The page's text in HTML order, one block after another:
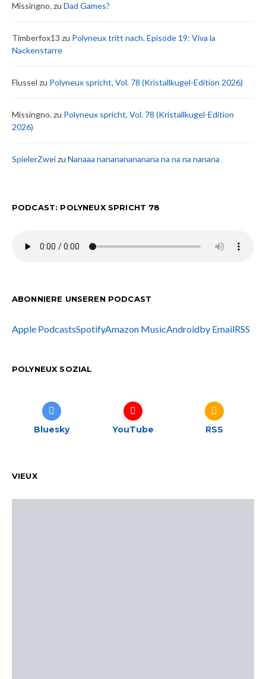
Missingno.zu Dad Games?
Timberfox13 zu Polyneux tritt nach. Episode 19: Viva la
Nackenstarre
Flussel zu Polyneux spricht, Vol. 78 (Kristallkugel-Edition 2026)
Missingno.zu Polyneux spricht, Vol. 78 (Kristallkugel-Edition
2026)
SpielerZweizu Nanaaa nanananananana na na na nanana
PODCAST: POLYNEUX SPRICHT 78
ABONNIERE UNSEREN PODCAST
Apple PodcastsSpotifyAmazon MusicAndroidby EmailRSS
POLYNEUX SOZIAL
Bluesky YouTube RSS
VIEUX